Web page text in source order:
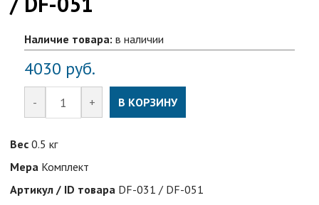
Наличие товара: в наличии
4030 руб.
- + В КОРЗИНУ
Вес 0.5 кг
Мера Комплект
Артикул / ID товара DF-031 / DF-051